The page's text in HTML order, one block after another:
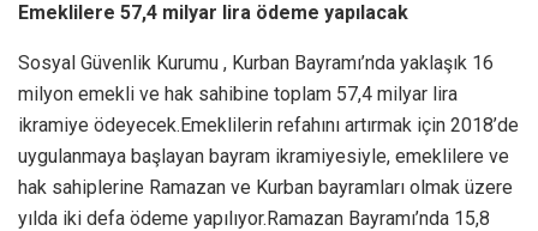
Emeklilere 57,4 milyar lira ödeme yapılacak
Sosyal Güvenlik Kurumu , Kurban Bayramı’nda yaklaşık 16
milyon emekli ve hak sahibine toplam 57,4 milyar lira
ikramiye ödeyecek.Emeklilerin refahını artırmak için 2018’de
uygulanmaya başlayan bayram ikramiyesiyle, emeklilere ve
hak sahiplerine Ramazan ve Kurban bayramları olmak üzere
yılda iki defa ödeme yapılıyor.Ramazan Bayramı’nda 15,8